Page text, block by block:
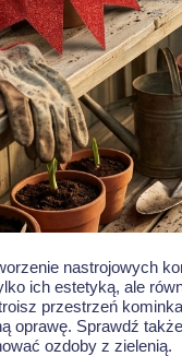
nastrojowych
ich estetyką, ale
przestrzeń
oprawę. Sprawdź
ozdoby z zielenią.